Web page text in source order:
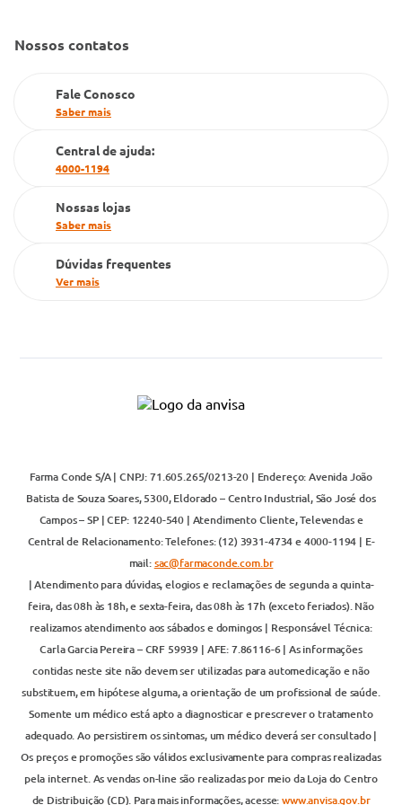
Nossos contatos
Fale Conosco
Saber mais
Central de ajuda:
4000-1194
Nossas lojas
Saber mais
Dúvidas frequentes
Ver mais
Farma Conde S/A | CNPJ: 71.605.265/0213-20 | Endereço: Avenida João
Batista de Souza Soares, 5300, Eldorado – Centro Industrial, São José dos
Campos – SP | CEP: 12240-540 | Atendimento Cliente, Televendas e
Central de Relacionamento: Telefones: (12) 3931-4734 e 4000-1194 | E-
mail:sac@farmaconde.com.br
| Atendimento para dúvidas, elogios e reclamações de segunda a quinta-
feira, das 08h às 18h, e sexta-feira, das 08h às 17h (exceto feriados). Não
realizamos atendimento aos sábados e domingos | Responsável Técnica:
Carla Garcia Pereira – CRF 59939 | AFE: 7.86116-6 | As informações
contidas neste site não devem ser utilizadas para automedicação e não
substituem, em hipótese alguma, a orientação de um profissional de saúde.
Somente um médico está apto a diagnosticar e prescrever o tratamento
adequado. Ao persistirem os sintomas, um médico deverá ser consultado |
Os preços e promoções são válidos exclusivamente para compras realizadas
pela internet. As vendas on-line são realizadas por meio da Loja do Centro
de Distribuição (CD). Para mais informações, acesse:www.anvisa.gov.br